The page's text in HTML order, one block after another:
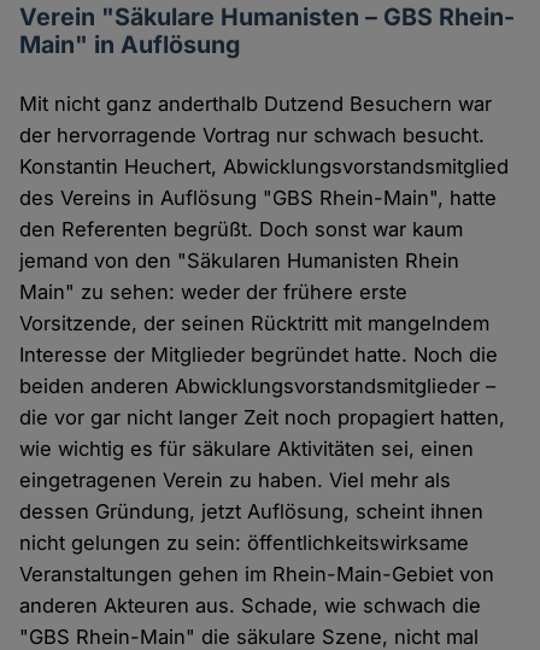
Verein "Säkulare Humanisten – GBS Rhein-
Main" in Auflösung
Mit nicht ganz anderthalb Dutzend Besuchern war
der hervorragende Vortrag nur schwach besucht.
Konstantin Heuchert, Abwicklungsvorstandsmitglied
des Vereins in Auflösung "GBS Rhein-Main", hatte
den Referenten begrüßt. Doch sonst war kaum
jemand von den "Säkularen Humanisten Rhein
Main" zu sehen: weder der frühere erste
Vorsitzende, der seinen Rücktritt mit mangelndem
Interesse der Mitglieder begründet hatte. Noch die
beiden anderen Abwicklungsvorstandsmitglieder –
die vor gar nicht langer Zeit noch propagiert hatten,
wie wichtig es für säkulare Aktivitäten sei, einen
eingetragenen Verein zu haben. Viel mehr als
dessen Gründung, jetzt Auflösung, scheint ihnen
nicht gelungen zu sein: öffentlichkeitswirksame
Veranstaltungen gehen im Rhein-Main-Gebiet von
anderen Akteuren aus. Schade, wie schwach die
"GBS Rhein-Main" die säkulare Szene, nicht mal